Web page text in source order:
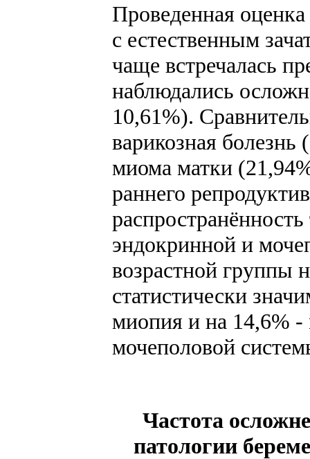
Проведенная
с естественным
чаще встречалась
наблюдались
10,61%).
варикозная
миома матки
раннего
эндокринной и
возрастной группы
статистически
миопия и на 14,6% -
мочеполовой
Частота
патологии